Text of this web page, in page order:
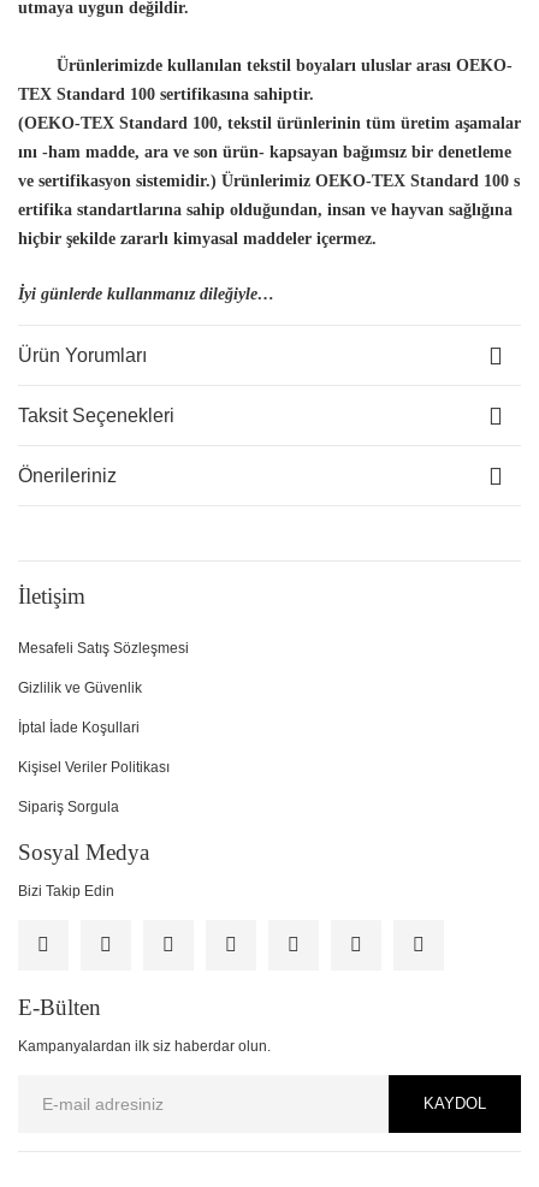
utmaya uygun değildir.
Ürünlerimizde kullanılan tekstil boyaları uluslar arası OEKO-
TEX Standard 100 sertifikasına sahiptir.
(OEKO-TEX Standard 100, tekstil ürünlerinin tüm üretim aşamalar
ını -ham madde, ara ve son ürün- kapsayan bağımsız bir denetleme
ve sertifikasyon sistemidir.) Ürünlerimiz OEKO-TEX Standard 100 s
ertifika standartlarına sahip olduğundan, insan ve hayvan sağlığına
hiçbir şekilde zararlı kimyasal maddeler içermez.
İyi günlerde kullanmanız dileğiyle…
Ürün Yorumları
Taksit Seçenekleri
Önerileriniz
İletişim
Mesafeli Satış Sözleşmesi
Gizlilik ve Güvenlik
İptal İade Koşullari
Kişisel Veriler Politikası
Sipariş Sorgula
Sosyal Medya
Bizi Takip Edin
E-Bülten
Kampanyalardan ilk siz haberdar olun.
KAYDOL